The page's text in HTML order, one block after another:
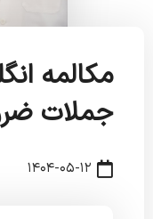
مکالمه
جملات
۱۴۰۴-۰۵-۱۲